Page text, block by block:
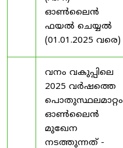
ഓൺലൈൻ
ഫയൽ ചെയ്യൽ
(01.01.2025 വരെ)
വനം വകുപ്പിലെ
2025 വർഷത്തെ
പൊതുസ്ഥലമാറ്റം
ഓൺലൈൻ
മുഖേന
നടത്തുന്നത് -